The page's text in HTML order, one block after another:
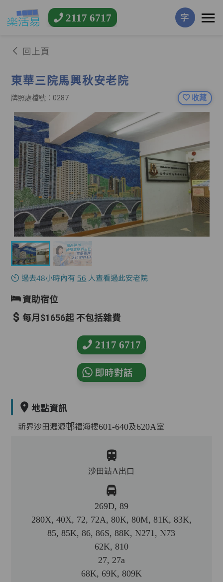
2117 6717 字
回上頁
東華三院馬興秋安老院
牌照處檔號：0287 收藏
過去48小時內有 56 人查看過此安老院
資助宿位
每月$1656起 不包括雜費
2117 6717
即時對話
地點資訊
新界沙田瀝源邨福海樓601-640及620A室
沙田站A出口
269D, 89
280X, 40X, 72, 72A, 80K, 80M, 81K, 83K,
85, 85K, 86, 86S, 88K, N271, N73
62K, 810
27, 27a
68K, 69K, 809K